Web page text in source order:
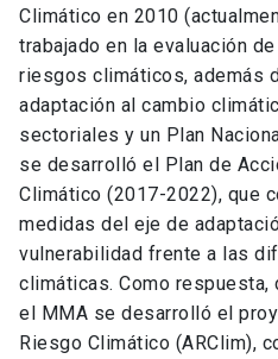
Climático en 2010
trabajado en la evaluación
riesgos climáticos, además
adaptación al cambio
sectoriales y un Plan
se desarrolló el Plan de
Climático (2017-2022), que
medidas del eje de
vulnerabilidad frente a las
climáticas. Como respuesta,
el MMA se desarrolló el
Riesgo Climático (ARClim),